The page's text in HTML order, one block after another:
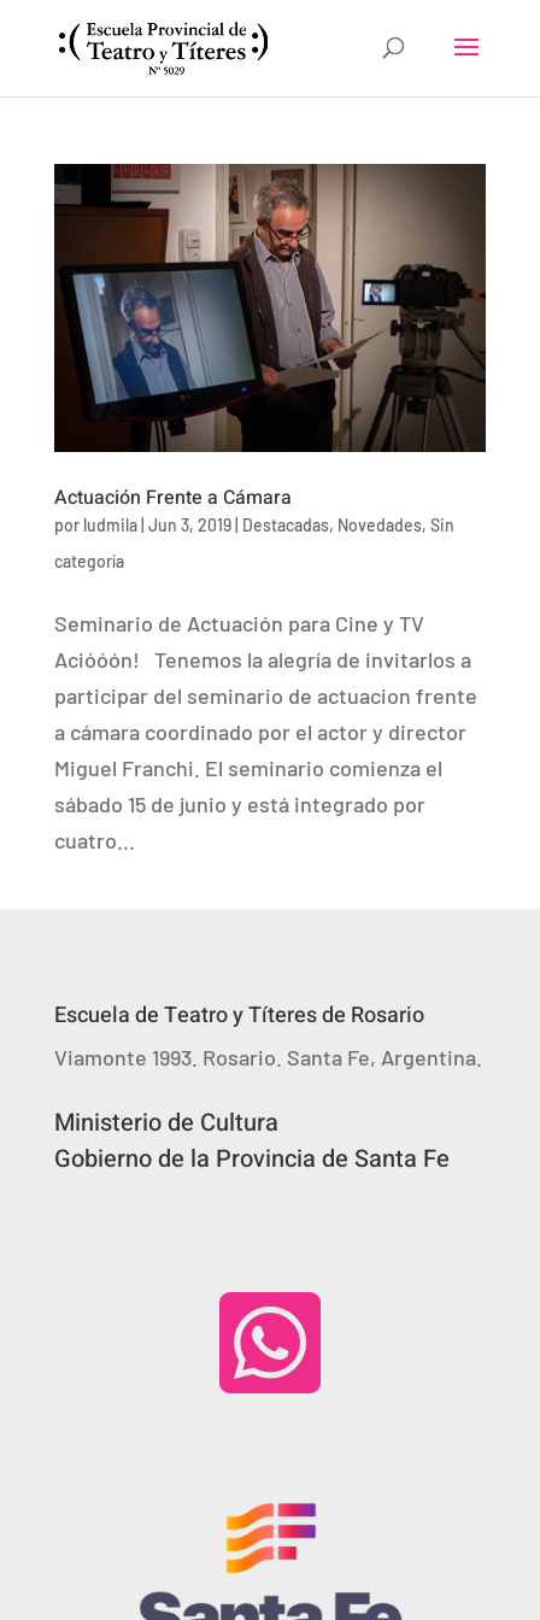
Actuación Frente a Cámara
por ludmila| Jun 3, 2019| Destacadas, Novedades, Sin
categoría
Seminario de Actuación para Cine y TV
Acióóón! Tenemos la alegría de invitarlos a
participar del seminario de actuacion frente
a cámara coordinado por el actor y director
Miguel Franchi. El seminario comienza el
sábado 15 de junio y está integrado por
cuatro...
Escuela de Teatro y Títeres de Rosario
Viamonte 1993. Rosario. Santa Fe, Argentina.
Ministerio de Cultura
Gobierno de la Provincia de Santa Fe
